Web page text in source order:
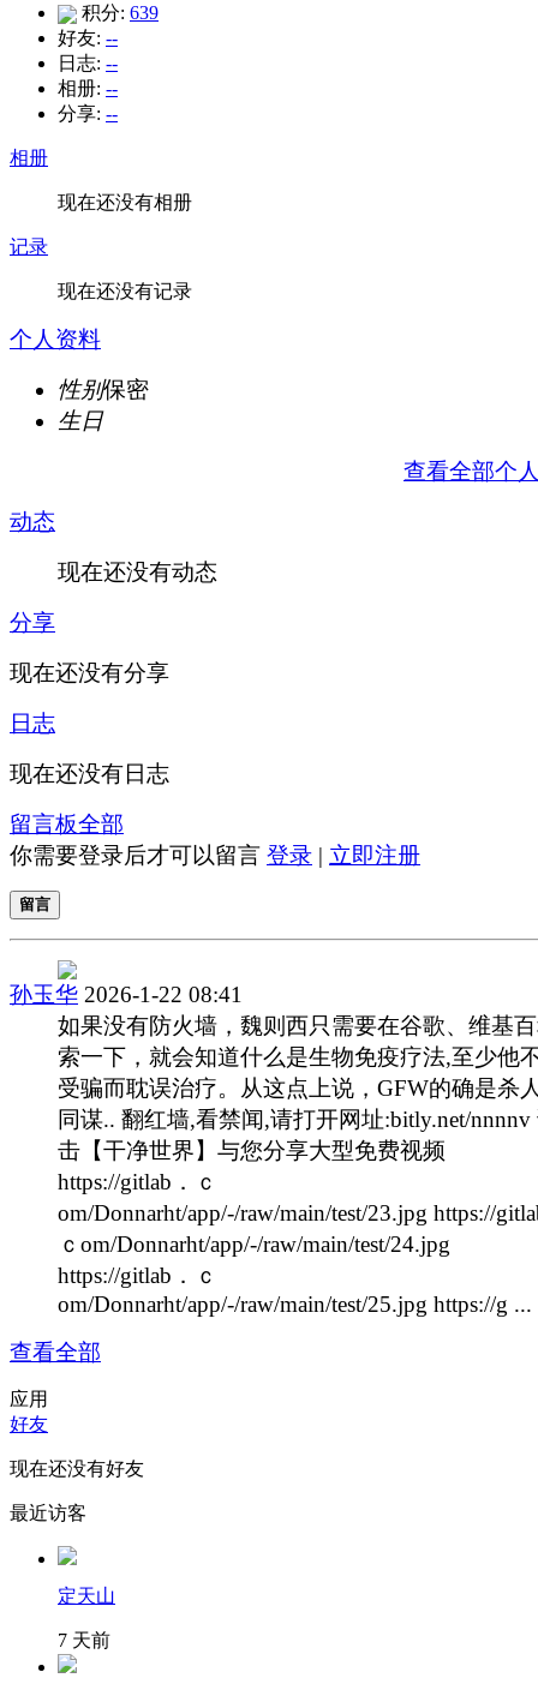
积分: 639
好友: --
日志: --
相册: --
分享: --
相册
现在还没有相册
记录
现在还没有记录
个人资料
性别保密
生日
查看全部个
动态
现在还没有动态
分享
现在还没有分享
日志
现在还没有日志
留言板全部
你需要登录后才可以留言 登录 | 立即注册
留言
孙玉华 2026-1-22 08:41
如果没有防火墙，魏则西只需要在谷歌、维基
索一下，就会知道什么是生物免疫疗法,至少他
受骗而耽误治疗。从这点上说，GFW的确是杀
同谋.. 翻红墙,看禁闻,请打开网址:bitly.net/nnnnv
击【干净世界】与您分享大型免费视频
https://gitlab．ｃ
om/Donnarht/app/-/raw/main/test/23.jpg https://
ｃom/Donnarht/app/-/raw/main/test/24.jpg
https://gitlab．ｃ
om/Donnarht/app/-/raw/main/test/25.jpg https://g ...
查看全部
应用
好友
现在还没有好友
最近访客
定天山
7 天前